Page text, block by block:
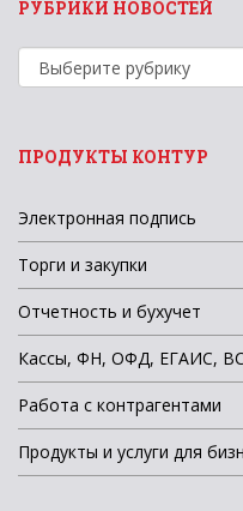
РУБРИКИ НОВОСТЕЙ
Рубрики
новостей
ПРОДУКТЫ КОНТУР
Электронная подпись
Торги и закупки
Отчетность и бухучет
Кассы, ФН, ОФД, ЕГАИС,
Работа с контрагентами
Продукты и услуги для